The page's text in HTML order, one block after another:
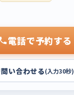
電話で予約する
問い合わせる(入力30秒)